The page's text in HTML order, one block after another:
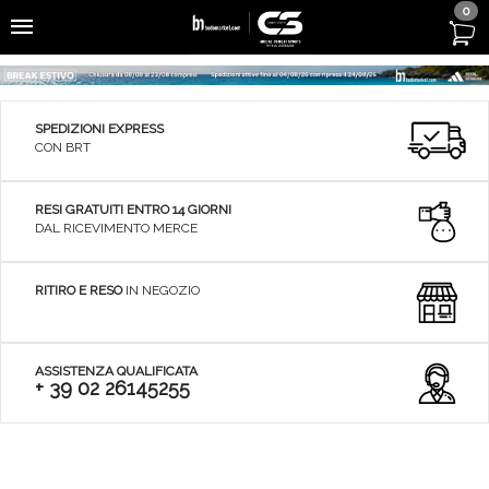
0
SPEDIZIONI EXPRESS
CON BRT
RESI GRATUITI ENTRO 14 GIORNI
DAL RICEVIMENTO MERCE
RITIRO E RESOIN NEGOZIO
ASSISTENZA QUALIFICATA
+ 39 02 26145255